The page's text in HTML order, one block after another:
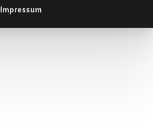
Impressum